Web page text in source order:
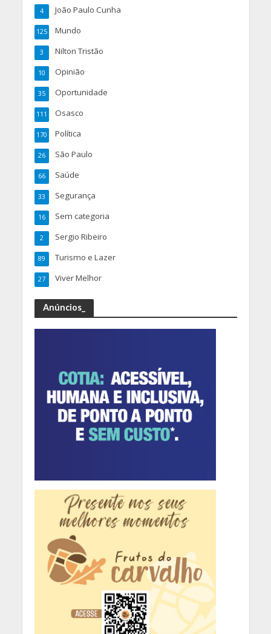
João Paulo Cunha
4
Mundo
125
Nilton Tristão
3
Opinião
10
Oportunidade
35
Osasco
111
Política
170
São Paulo
26
Saúde
66
Segurança
33
Sem categoria
16
Sergio Ribeiro
2
Turismo e Lazer
89
Viver Melhor
27
Anúncios_